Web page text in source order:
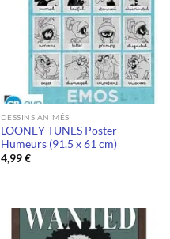
DESSINS ANIMÉS
LOONEY TUNES Poster
Humeurs (91.5 x 61 cm)
4,99€